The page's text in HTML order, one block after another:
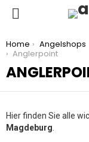
You are here:
Home Angelshops
Anglerpoint
Hier finden Sie alle
Magdeburg